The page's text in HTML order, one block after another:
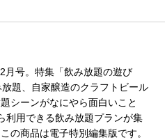
月号。特集「飲み放題の遊び
題、自家醸造のクラフトビール
シーンがなにやら面白いこと
利用できる飲み放題プランが集
の商品は電子特別編集版です。